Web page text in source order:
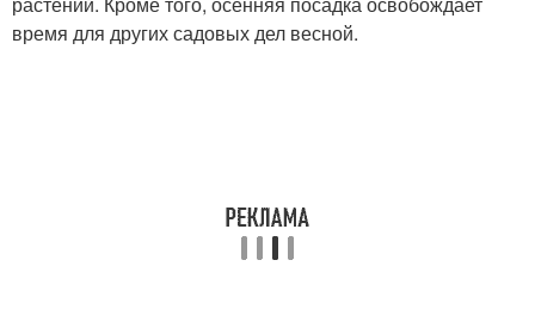
время для других садовых дел весной.